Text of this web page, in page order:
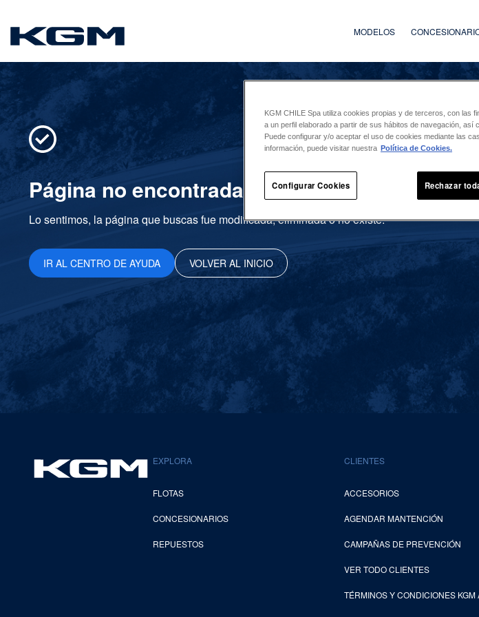
SsangYong MODELOS
Página no encontrada
Lo sentimos, la página que buscas fue modificada, eliminada o no existe.
IR AL CENTRO DE AYUDA VOLVER AL INICIO
EXPLORA
FLOTAS
CONCESIONARIOS
REPUESTOS
CLIENTES
ACCESORIOS
AGENDAR MANTENCIÓN
CAMPAÑAS DE PREVENCIÓN
VER TODO CLIENTES
TÉRMINOS Y CONDICIONES KGM
KGM CHILE Spa utiliza cookies propias y de terceros, con las
a un perfil elaborado a partir de sus hábitos de navegación, así
Puede configurar y/o aceptar el uso de cookies mediante las
información, puede visitar nuestra Política de Cookies.
Configurar Cookies Rechazar